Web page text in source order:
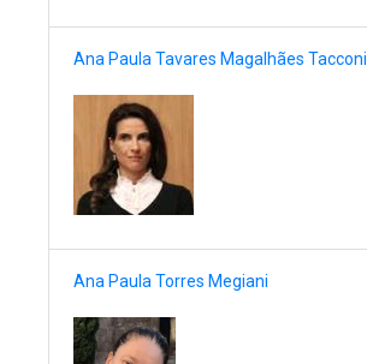
Ana Paula Tavares Magalhães Tacconi
Ana Paula Torres Megiani